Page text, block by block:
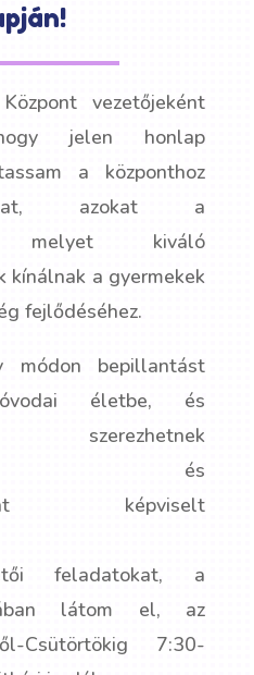
vezetőjeként
jelen honlap
a központhoz
azokat a
melyet kiváló
kínálnak a gyermekek
fejlődéséhez.
módon bepillantást
életbe, és
szerezhetnek
és
képviselt
feladatokat, a
látom el, az
Csütörtökig 7:30-